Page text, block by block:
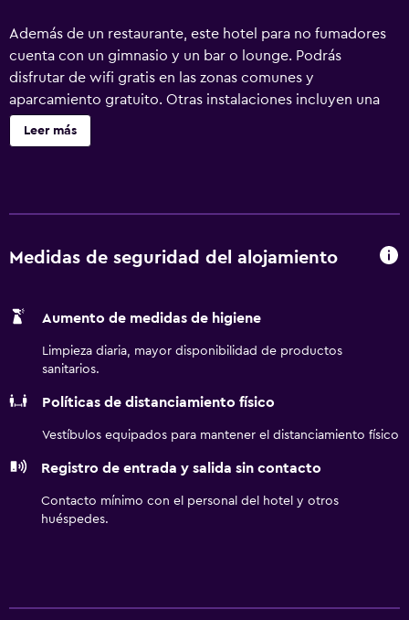
Además de un restaurante, este hotel para no fumadores
cuenta con un gimnasio y un bar o lounge. Podrás
disfrutar de wifi gratis en las zonas comunes y
aparcamiento gratuito. Otras instalaciones incluyen una
zona para conferencias, servicio de tintorería y lavandería.
Holiday Inn Huntingdon - Racecourse by IHG ofrece 99
con ducha. Este hotel en Huntingdon ofrece acceso a
negocios se incluyen escritorio, sillas de oficina y
planchar con plancha y cortinas opacas. Se ofrece servicio
esparcimiento en este hotel incluyen gimnasio.
Leer más
Medidas de seguridad del alojamiento
Aumento de medidas de higiene
Limpieza diaria, mayor disponibilidad de productos
sanitarios.
Políticas de distanciamiento físico
Vestíbulos equipados para mantener el distanciamiento físico
Registro de entrada y salida sin contacto
Contacto mínimo con el personal del hotel y otros
huéspedes.